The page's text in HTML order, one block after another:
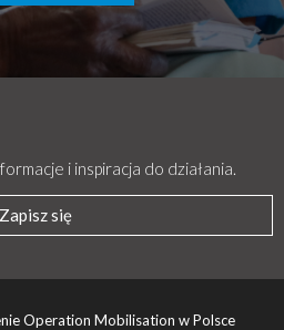
i inspiracja do działania.
Zapisz się
Operation Mobilisation w Polsce